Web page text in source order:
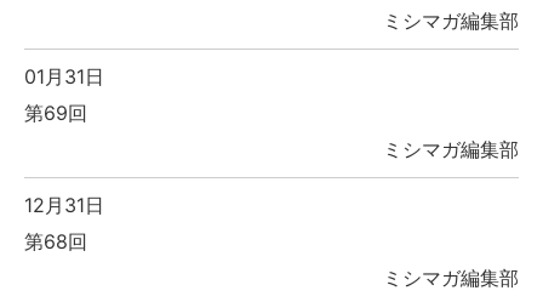
ミシマガ編集部
01月31日
第69回
ミシマガ編集部
12月31日
第68回
ミシマガ編集部